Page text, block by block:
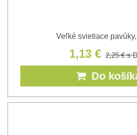
Veľké svietiace
1,13 € 2,25 €s
Do